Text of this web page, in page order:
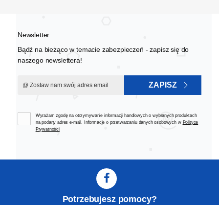
Newsletter
Bądź na bieżąco w temacie zabezpieczeń - zapisz się do
naszego newslettera!
ZAPISZ
Wyrażam zgodę na otrzymywanie informacji handlowych o wybranych produktach
na podany adres e-mail. Informacje o przetwarzaniu danych osobowych w Polityce
Prywatności
Potrzebujesz pomocy?